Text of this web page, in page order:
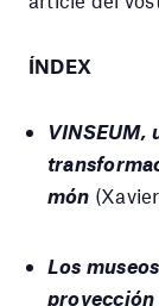
ÍNDEX
VINSEUM,
món
Los
proyección